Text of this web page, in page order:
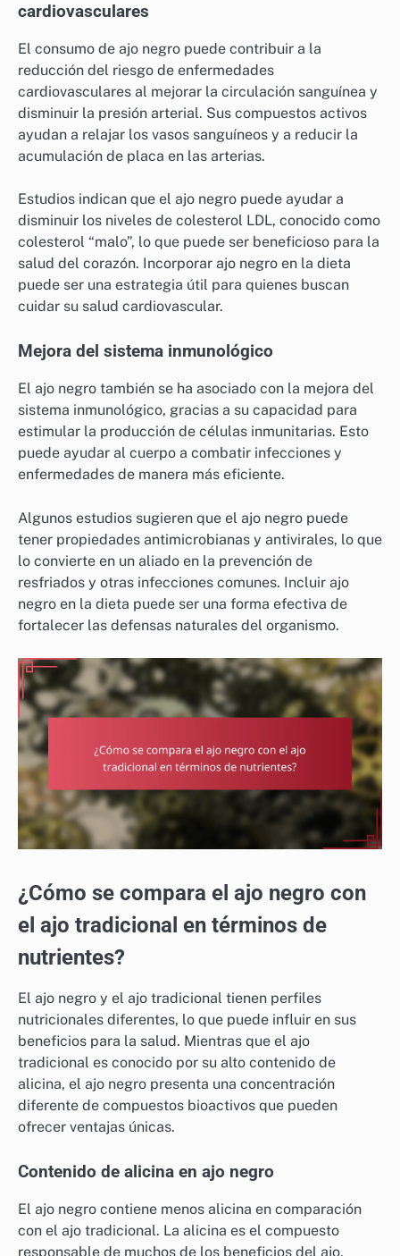
cardiovasculares
El consumo de ajo negro puede contribuir a la
reducción del riesgo de enfermedades
cardiovasculares al mejorar la circulación sanguínea y
disminuir la presión arterial. Sus compuestos activos
ayudan a relajar los vasos sanguíneos y a reducir la
acumulación de placa en las arterias.
Estudios indican que el ajo negro puede ayudar a
disminuir los niveles de colesterol LDL, conocido como
colesterol “malo”, lo que puede ser beneficioso para la
salud del corazón. Incorporar ajo negro en la dieta
puede ser una estrategia útil para quienes buscan
cuidar su salud cardiovascular.
Mejora del sistema inmunológico
El ajo negro también se ha asociado con la mejora del
sistema inmunológico, gracias a su capacidad para
estimular la producción de células inmunitarias. Esto
puede ayudar al cuerpo a combatir infecciones y
enfermedades de manera más eficiente.
Algunos estudios sugieren que el ajo negro puede
tener propiedades antimicrobianas y antivirales, lo que
lo convierte en un aliado en la prevención de
resfriados y otras infecciones comunes. Incluir ajo
negro en la dieta puede ser una forma efectiva de
fortalecer las defensas naturales del organismo.
¿Cómo se compara el ajo negro con
el ajo tradicional en términos de
nutrientes?
El ajo negro y el ajo tradicional tienen perfiles
nutricionales diferentes, lo que puede influir en sus
beneficios para la salud. Mientras que el ajo
tradicional es conocido por su alto contenido de
alicina, el ajo negro presenta una concentración
diferente de compuestos bioactivos que pueden
ofrecer ventajas únicas.
Contenido de alicina en ajo negro
El ajo negro contiene menos alicina en comparación
con el ajo tradicional. La alicina es el compuesto
responsable de muchos de los beneficios del ajo,